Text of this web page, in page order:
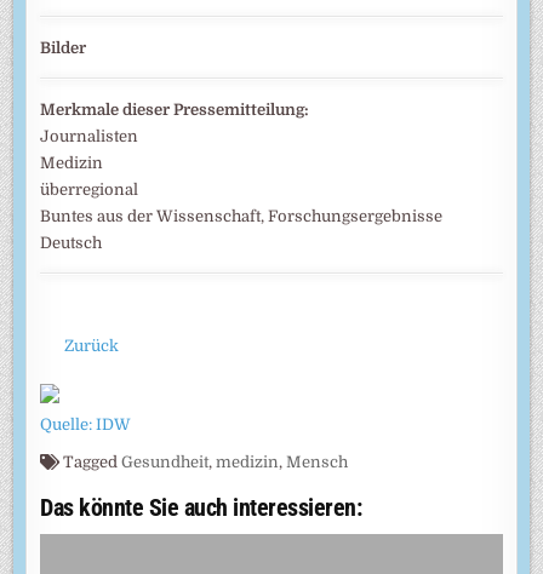
Bilder
Merkmale dieser Pressemitteilung:
Journalisten
Medizin
überregional
Buntes aus der Wissenschaft, Forschungsergebnisse
Deutsch
Zurück
Quelle: IDW
TaggedGesundheit,medizin, Mensch
Das könnte Sie auch interessieren: